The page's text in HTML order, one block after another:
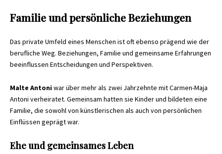
Familie und persönliche Beziehungen
Das private Umfeld eines Menschen ist oft ebenso prägend wie der
berufliche Weg. Beziehungen, Familie und gemeinsame Erfahrungen
beeinflussen Entscheidungen und Perspektiven.
Malte Antoniwar über mehr als zwei Jahrzehnte mit Carmen-Maja
Antoni verheiratet. Gemeinsam hatten sie Kinder und bildeten eine
Familie, die sowohl von künstlerischen als auch von persönlichen
Einflüssen geprägt war.
Ehe und gemeinsames Leben